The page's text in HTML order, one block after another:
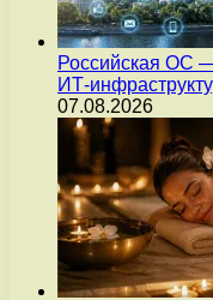
Российская ОС —
ИТ-
07.08.2026